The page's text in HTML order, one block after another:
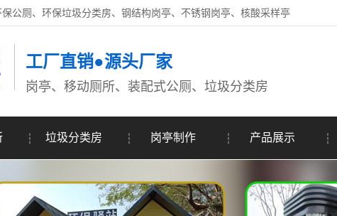
公厕、环保垃圾分类房、钢结构岗亭、不锈钢岗亭、核酸采样亭
工厂直销●源头厂家
岗亭、移动厕所、装配式公厕、垃圾分类房
垃圾分类房 岗亭制作 产品展示